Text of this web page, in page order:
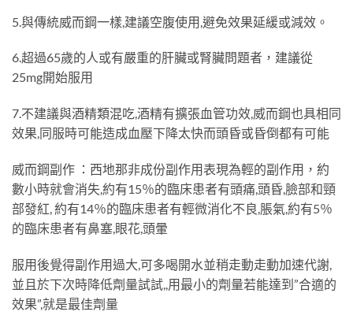
5.與傳統威而鋼一樣,建議空腹使用,避免效果延緩或減效。
6.超過65歲的人或有嚴重的肝臟或腎臟問題者，建議從
25mg開始服用
7.不建議與酒精類混吃,酒精有擴張血管功效,威而鋼也具相同
效果,同服時可能造成血壓下降太快而頭昏或昏倒都有可能
威而鋼副作 ：西地那非成份副作用表現為輕的副作用，約
數小時就會消失,約有15％的臨床患者有頭痛,頭昏,臉部和頸
部發紅, 約有14％的臨床患者有輕微消化不良,脹氣,約有5％
的臨床患者有鼻塞,眼花,頭暈
服用後覺得副作用過大,可多喝開水並稍走動走動加速代謝,
並且於下次時降低劑量試試,,用最小的劑量若能達到”合適的
效果”,就是最佳劑量